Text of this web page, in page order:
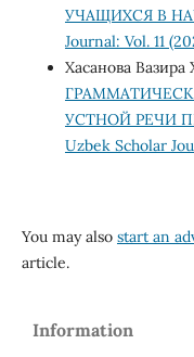
УЧАЩИХСЯ В
Journal: Vol. 11
Хасанова
УСТНОЙ РЕЧИ
Uzbek Scholar
You may also start an
article.
Information